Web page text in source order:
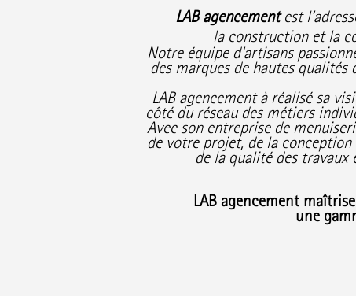
LAB agencement est
la construction et la
Notre équipe d'artisans
des marques de hautes
LAB agencementà réalisé sa
côté du réseau des métiers
Avec son entreprise de
de votre projet, de la
de la qualité des travaux
LAB agencement maîtrise
une